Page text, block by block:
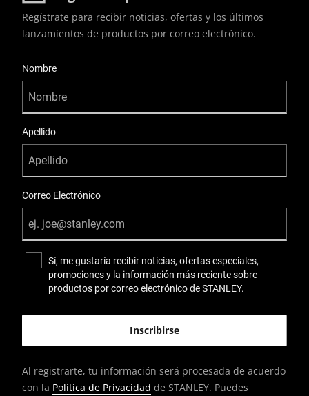
Regístrate para recibir noticias, ofertas y los últimos
lanzamientos de productos por correo electrónico.
Nombre
Apellido
Correo Electrónico
Sí, me gustaría recibir noticias, ofertas especiales,
promociones y la información más reciente sobre
productos por correo electrónico de STANLEY.
Al registrarte, tu información será procesada de acuerdo
con la Política de Privacidad de STANLEY. Puedes